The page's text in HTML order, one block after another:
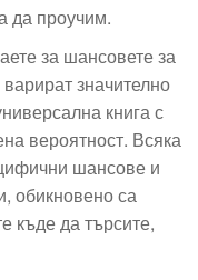
да проучим.
за шансовете за
значително
книга с
вероятност. Всяка
шансове и
обикновено са
къде да търсите,